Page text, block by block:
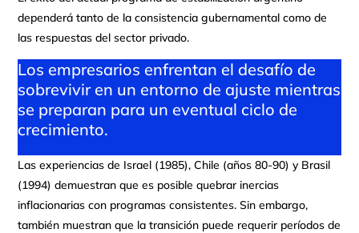
dependerá tanto de la consistencia gubernamental como de
las respuestas del sector privado.
Los empresarios enfrentan el desafío de
sobrevivir en un entorno de ajuste mientras
se preparan para un eventual ciclo de
crecimiento.
Las experiencias de Israel (1985), Chile (años 80-90) y Brasil
(1994) demuestran que es posible quebrar inercias
inflacionarias con programas consistentes. Sin embargo,
también muestran que la transición puede requerir períodos de